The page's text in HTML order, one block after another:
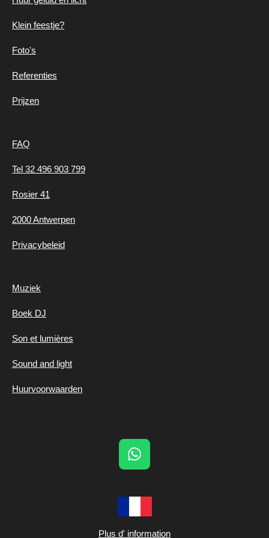
Klein feestje?
Foto's
Referenties
Prijzen
FAQ
Tel 32 496 903 799
Rosier 41
2000 Antwerpen
Privacybeleid
Muziek
Boek DJ
Son et lumières
Sound and light
Huurvoorwaarden
W
s
A
Plus d' information